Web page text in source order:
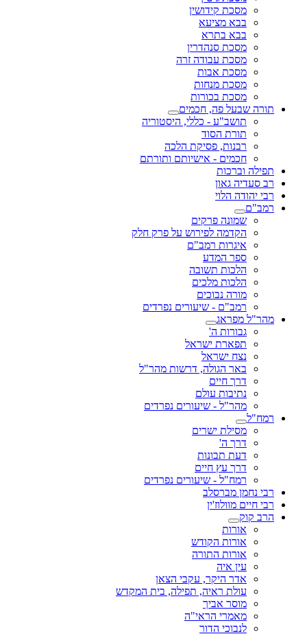
מסכת קידושין
בבא מציעא
בבא בתרא
מסכת סנהדרין
מסכת עבודה זרה
מסכת אבות
מסכת מנחות
מסכת בכורות
תורה שבעל פה, חכמים
תושב"ע - כללי, היסטוריה
תורת הסוד
רבנות, פסיקת הלכה
חכמים - אישיותם ותורתם
תפילה וברכות
רב סעדיה גאון
רבי יהודה הלוי
רמב"ם
שמונה פרקים
הקדמה לפירוש על פרק חלק
איגרות רמב"ם
ספר המדע
הלכות תשובה
הלכות מלכים
מורה נבוכים
רמב"ם - שיעורים נפרדים
מהר"ל מפראג
גבורות ה'
תפארת ישראל
נצח ישראל
באר הגולה, דרשות מהר"ל
דרך חיים
נתיבות עולם
מהר"ל - שיעורים נפרדים
רמח"ל
מסילת ישרים
דרך ה'
דעת תבונות
דרך עץ חיים
רמח"ל - שיעורים נפרדים
רבי נחמן מברסלב
רבי חיים מוולוז'ין
הרב קוק
אורות
אורות הקודש
אורות התורה
עין איה
אדר היקר, עקבי הצאן
עולת ראיה, תפילה, בית המקדש
מוסר אביך
מאמרי הראי"ה
לנבוכי הדור